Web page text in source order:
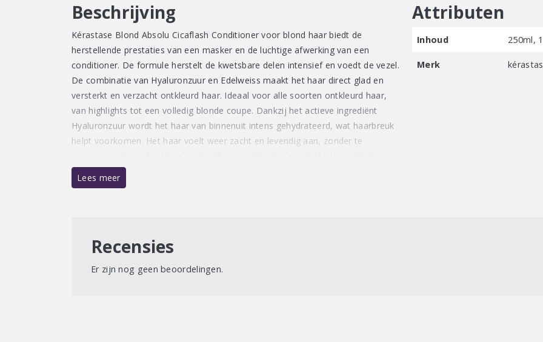
Beschrijving
Kérastase Blond Absolu Cicaflash Conditioner voor blond haar biedt de
herstellende prestaties van een masker en de luchtige afwerking van een
conditioner. De formule herstelt de kwetsbare delen intensief en voedt de vezel.
De combinatie van Hyaluronzuur en Edelweiss maakt het haar direct glad en
versterkt en verzacht ontkleurd haar. Ideaal voor alle soorten ontkleurd haar,
van highlights tot een volledig blonde coupe. Dankzij het actieve ingrediënt
Hyaluronzuur wordt het haar van binnenuit intens gehydrateerd, wat haarbreuk
helpt voorkomen. Het haar voelt weer zacht en levendig aan, zonder te
Lees meer
Attributen
Inhoud 250ml,
Merk
Recensies
Er zijn nog geen beoordelingen.